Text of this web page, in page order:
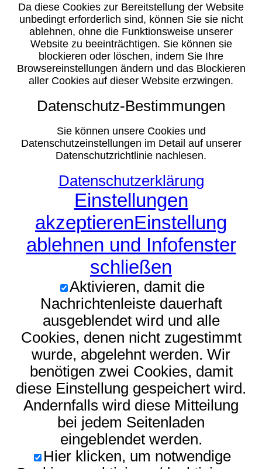
Da diese Cookies zur Bereitstellung der Website
unbedingt erforderlich sind, können Sie sie nicht
ablehnen, ohne die Funktionsweise unserer
Website zu beeinträchtigen. Sie können sie
blockieren oder löschen, indem Sie Ihre
Browsereinstellungen ändern und das Blockieren
aller Cookies auf dieser Website erzwingen.
Datenschutz-Bestimmungen
Sie können unsere Cookies und
Datenschutzeinstellungen im Detail auf unserer
Datenschutzrichtlinie nachlesen.
Datenschutzerklärung
Einstellungen
akzeptierenEinstellung
ablehnen und Infofenster
schließen
Aktivieren, damit die
Nachrichtenleiste dauerhaft
ausgeblendet wird und alle
Cookies, denen nicht zugestimmt
wurde, abgelehnt werden. Wir
benötigen zwei Cookies, damit
diese Einstellung gespeichert wird.
Andernfalls wird diese Mitteilung
bei jedem Seitenladen
eingeblendet werden.
Hier klicken, um notwendige